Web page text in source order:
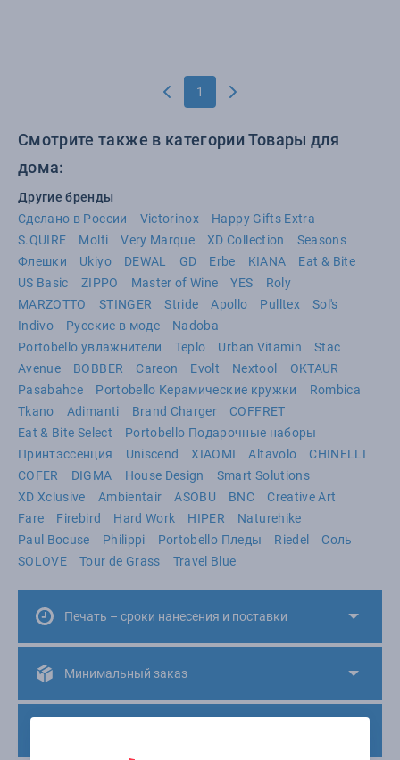
1
Смотрите также в категории Товары для
дома:
Другие бренды
Сделано в России
Victorinox
Happy Gifts Extra
S.QUIRE
Molti Very Marque XD Collection
Seasons
Флешки
Ukiyo DEWAL GD Erbe KIANA
Eat & Bite
US Basic
ZIPPO Master of Wine YES
Roly
MARZOTTO
STINGER Stride Apollo Pulltex
Sol's
Indivo
Русские в моде
Nadoba
Portobello увлажнители
Teplo Urban Vitamin
Stac
Avenue
BOBBER Careon Evolt Nextool
OKTAUR
Pasabahce
Portobello Керамические кружки
Rombica
Tkano
Adimanti Brand Charger
COFFRET
Eat & Bite Select
Portobello Подарочные наборы
Принтэссенция
Uniscend XIAOMI Altavolo
CHINELLI
COFER
DIGMA House Design
Smart Solutions
XD Xclusive
Ambientair ASOBU BNC
Creative Art
Fare
Firebird Hard Work HIPER
Naturehike
Paul Bocuse
Philippi Portobello Пледы Riedel
Соль
SOLOVE
Tour de Grass Travel Blue
Печать – сроки нанесения и поставки
Минимальный заказ